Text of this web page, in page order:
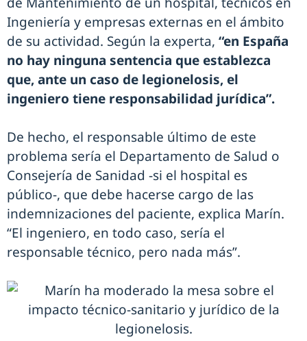
Ingeniería y empresas externas en el ámbito
de su actividad. Según la experta, “en España
no hay ninguna sentencia que establezca
que, ante un caso de legionelosis, el
ingeniero tiene responsabilidad jurídica”.
De hecho, el responsable último de este
problema sería el Departamento de Salud o
Consejería de Sanidad -si el hospital es
público-, que debe hacerse cargo de las
indemnizaciones del paciente, explica Marín.
“El ingeniero, en todo caso, sería el
responsable técnico, pero nada más”.